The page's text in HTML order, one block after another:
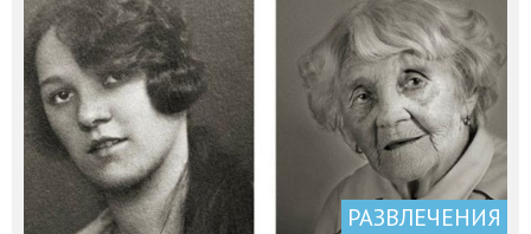
РАЗВЛЕЧЕНИЯ